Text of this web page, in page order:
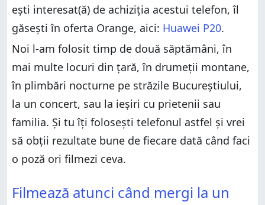
Peisaje și panorame
Fotografie și filmare nocturnă
Fotografie macro
Ce părere ai despre experiența foto și video oferită
de Huawei P20 Pro?
ești interesat(ă) de achiziția acestui telefon, îl
găsești în oferta Orange, aici: Huawei P20.
Noi l-am folosit timp de două săptămâni, în
mai multe locuri din țară, în drumeții montane,
în plimbări nocturne pe străzile Bucureștiului,
la un concert, sau la ieșiri cu prietenii sau
familia. Și tu îți folosești telefonul astfel și vrei
să obții rezultate bune de fiecare dată când faci
o poză ori filmezi ceva.
Selfie-uri și portrete
Filmează atunci când mergi la un